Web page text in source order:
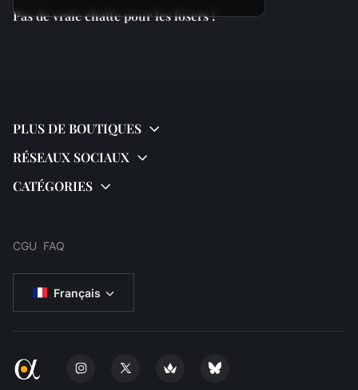
Pas de vraie chatte pour les losers !
CGU FAQ
Français